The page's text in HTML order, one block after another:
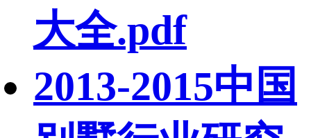
大全.pdf
2013-2015中国